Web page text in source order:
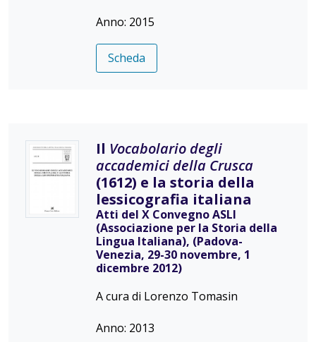
Anno: 2015
Scheda
Il Vocabolario degli
accademici della Crusca
(1612) e la storia della
lessicografia italiana
Atti del X Convegno ASLI
(Associazione per la Storia della
Lingua Italiana), (Padova-
Venezia, 29-30 novembre, 1
dicembre 2012)
A cura di Lorenzo Tomasin
Anno: 2013